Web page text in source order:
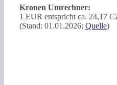
Kronen Umrechner:
1 EUR entspricht ca. 24,17
(Stand: 01.01.2026; Quelle)